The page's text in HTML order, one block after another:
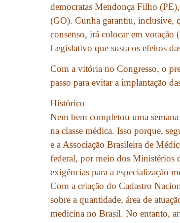
democratas Mendonça Filho
(GO). Cunha garantiu, inclusive,
consenso, irá colocar em votação
Legislativo que susta os efeitos
Com a vitória no Congresso, o
passo para evitar a implantação
Histórico
Nem bem completou uma
na classe médica. Isso porque,
e a Associação Brasileira de
federal, por meio dos Ministérios
exigências para a especialização
Com a criação do Cadastro
sobre a quantidade, área de
medicina no Brasil. No entanto,